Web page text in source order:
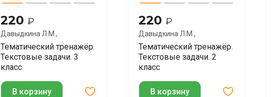
220 ₽
Давыдкина Л.М.,
Максимова Т.Н.
Тематический тренажёр.
Текстовые задачи. 3
класс
В корзину
220 ₽
Давыдкина Л.М.,
Мокрушина О.А.
Тематический тренажёр.
Текстовые задачи. 2
класс
В корзину